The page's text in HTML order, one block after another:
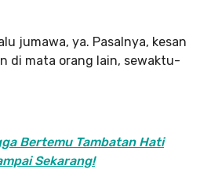
jumawa, ya. Pasalnya, kesan
di mata orang lain, sewaktu-
Bertemu Tambatan Hati
Sekarang!